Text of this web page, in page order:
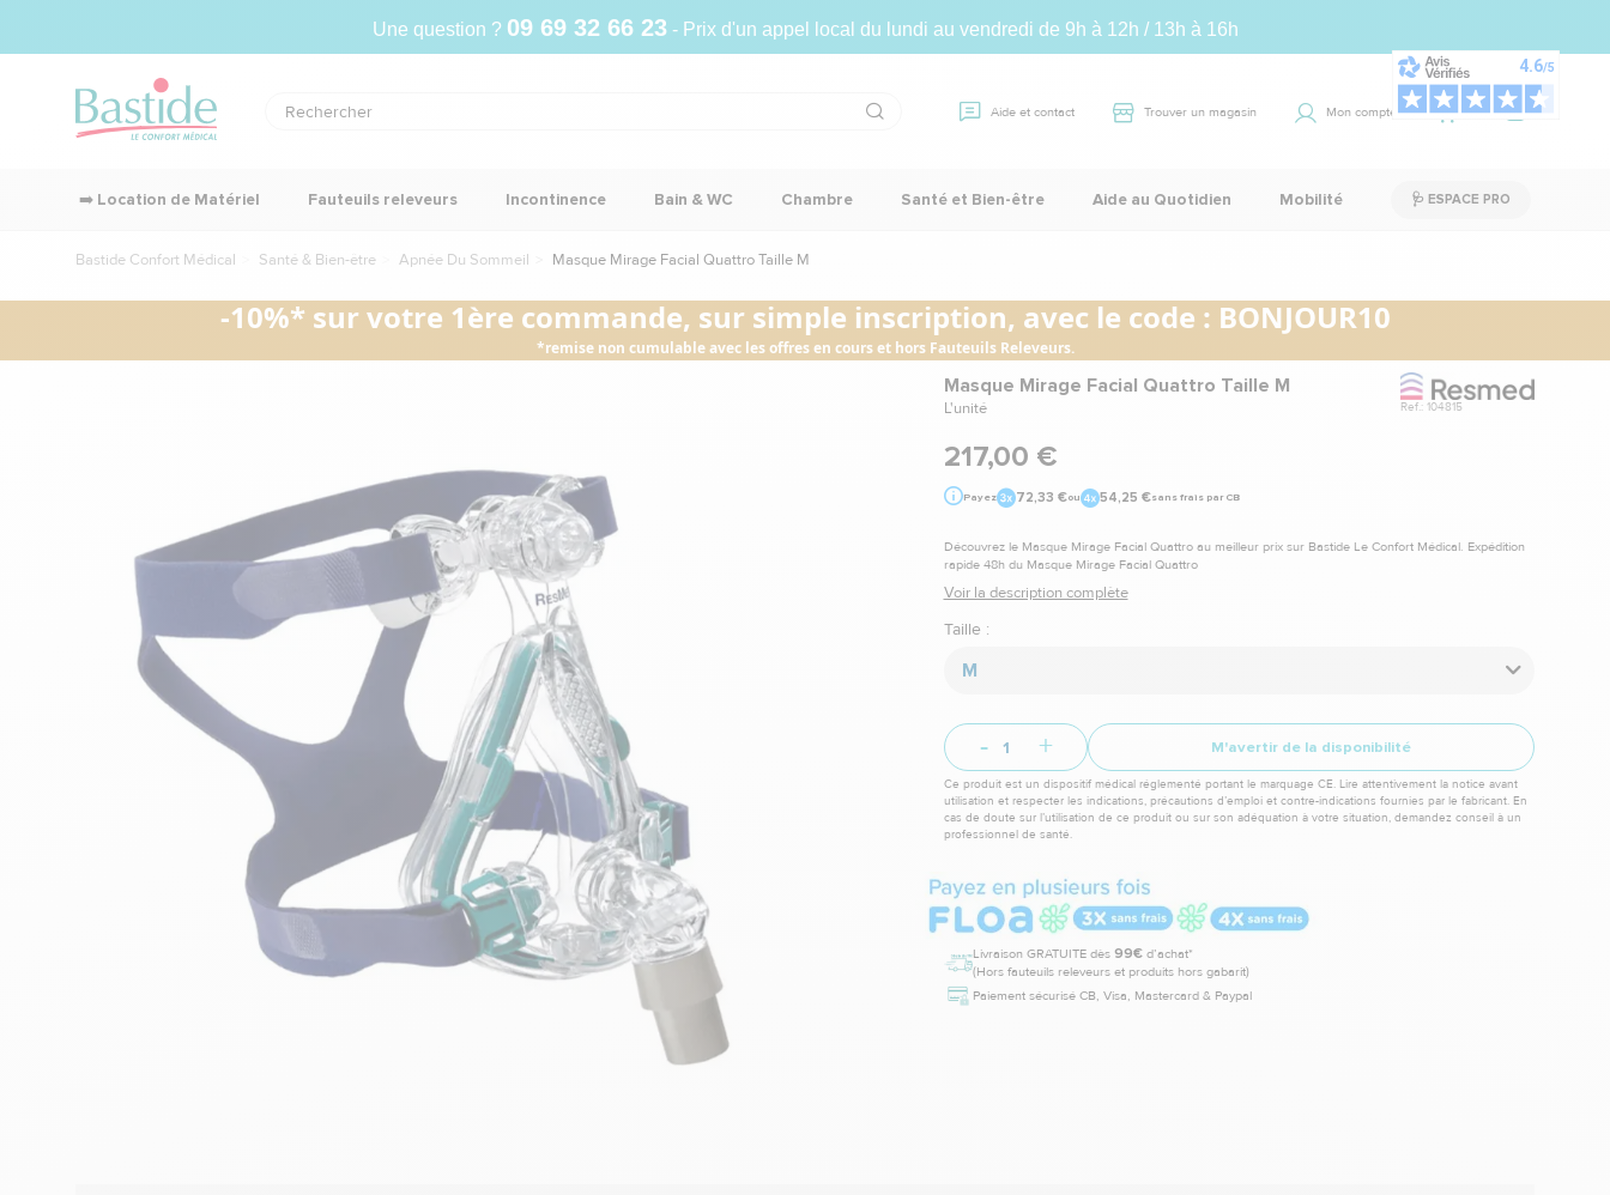
Une question ? 09 69 32 66 23- Prix d'un appel local du lundi au vendredi de 9h à 12h / 13h à 16h
Aide et contact Trouver un magasin Mon compte Panier 0
➡️ Location de Matériel Fauteuils releveurs Incontinence Bain & WC Chambre Santé et Bien-être Aide au Quotidien Mobilité 🩺 ESPACE PRO
Bastide Confort Médical Santé & Bien-être Apnée Du Sommeil Masque Mirage Facial Quattro Taille M
-10%* sur votre 1ère commande, sur simple inscription, avec le code : BONJOUR10
*remise non cumulable avec les offres en cours et hors Fauteuils Releveurs.
Masque Mirage Facial Quattro Taille M
L'unité
Marque
Ref.: 104815
217,00 €
Payez 72,33 €ou 54,25 €sans frais par CB
Découvrez le Masque Mirage Facial Quattro au meilleur prix sur Bastide Le Confort Médical. Expédition
rapide 48h du Masque Mirage Facial Quattro
Voir la description complète
Taille :
M
- + M'avertir de la disponibilité
Ce produit est un dispositif médical réglementé portant le marquage CE. Lire attentivement la notice avant
utilisation et respecter les indications, précautions d’emploi et contre-indications fournies par le fabricant. En
cas de doute sur l’utilisation de ce produit ou sur son adéquation à votre situation, demandez conseil à un
professionnel de santé.
Livraison GRATUITE dès99€ d’achat*
(Hors fauteuils releveurs et produits hors gabarit)
Paiement sécurisé CB, Visa, Mastercard & Paypal